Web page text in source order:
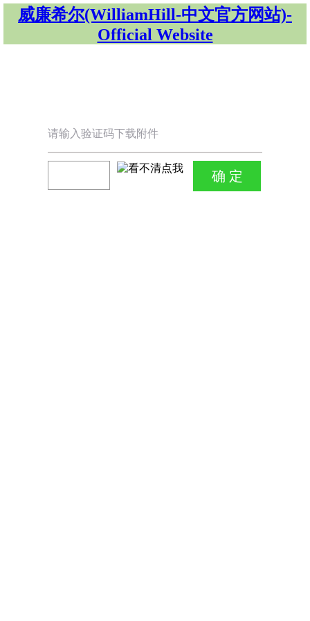
威廉希尔(WilliamHill-中文官方网站)-
Official Website
请输入验证码下载附件